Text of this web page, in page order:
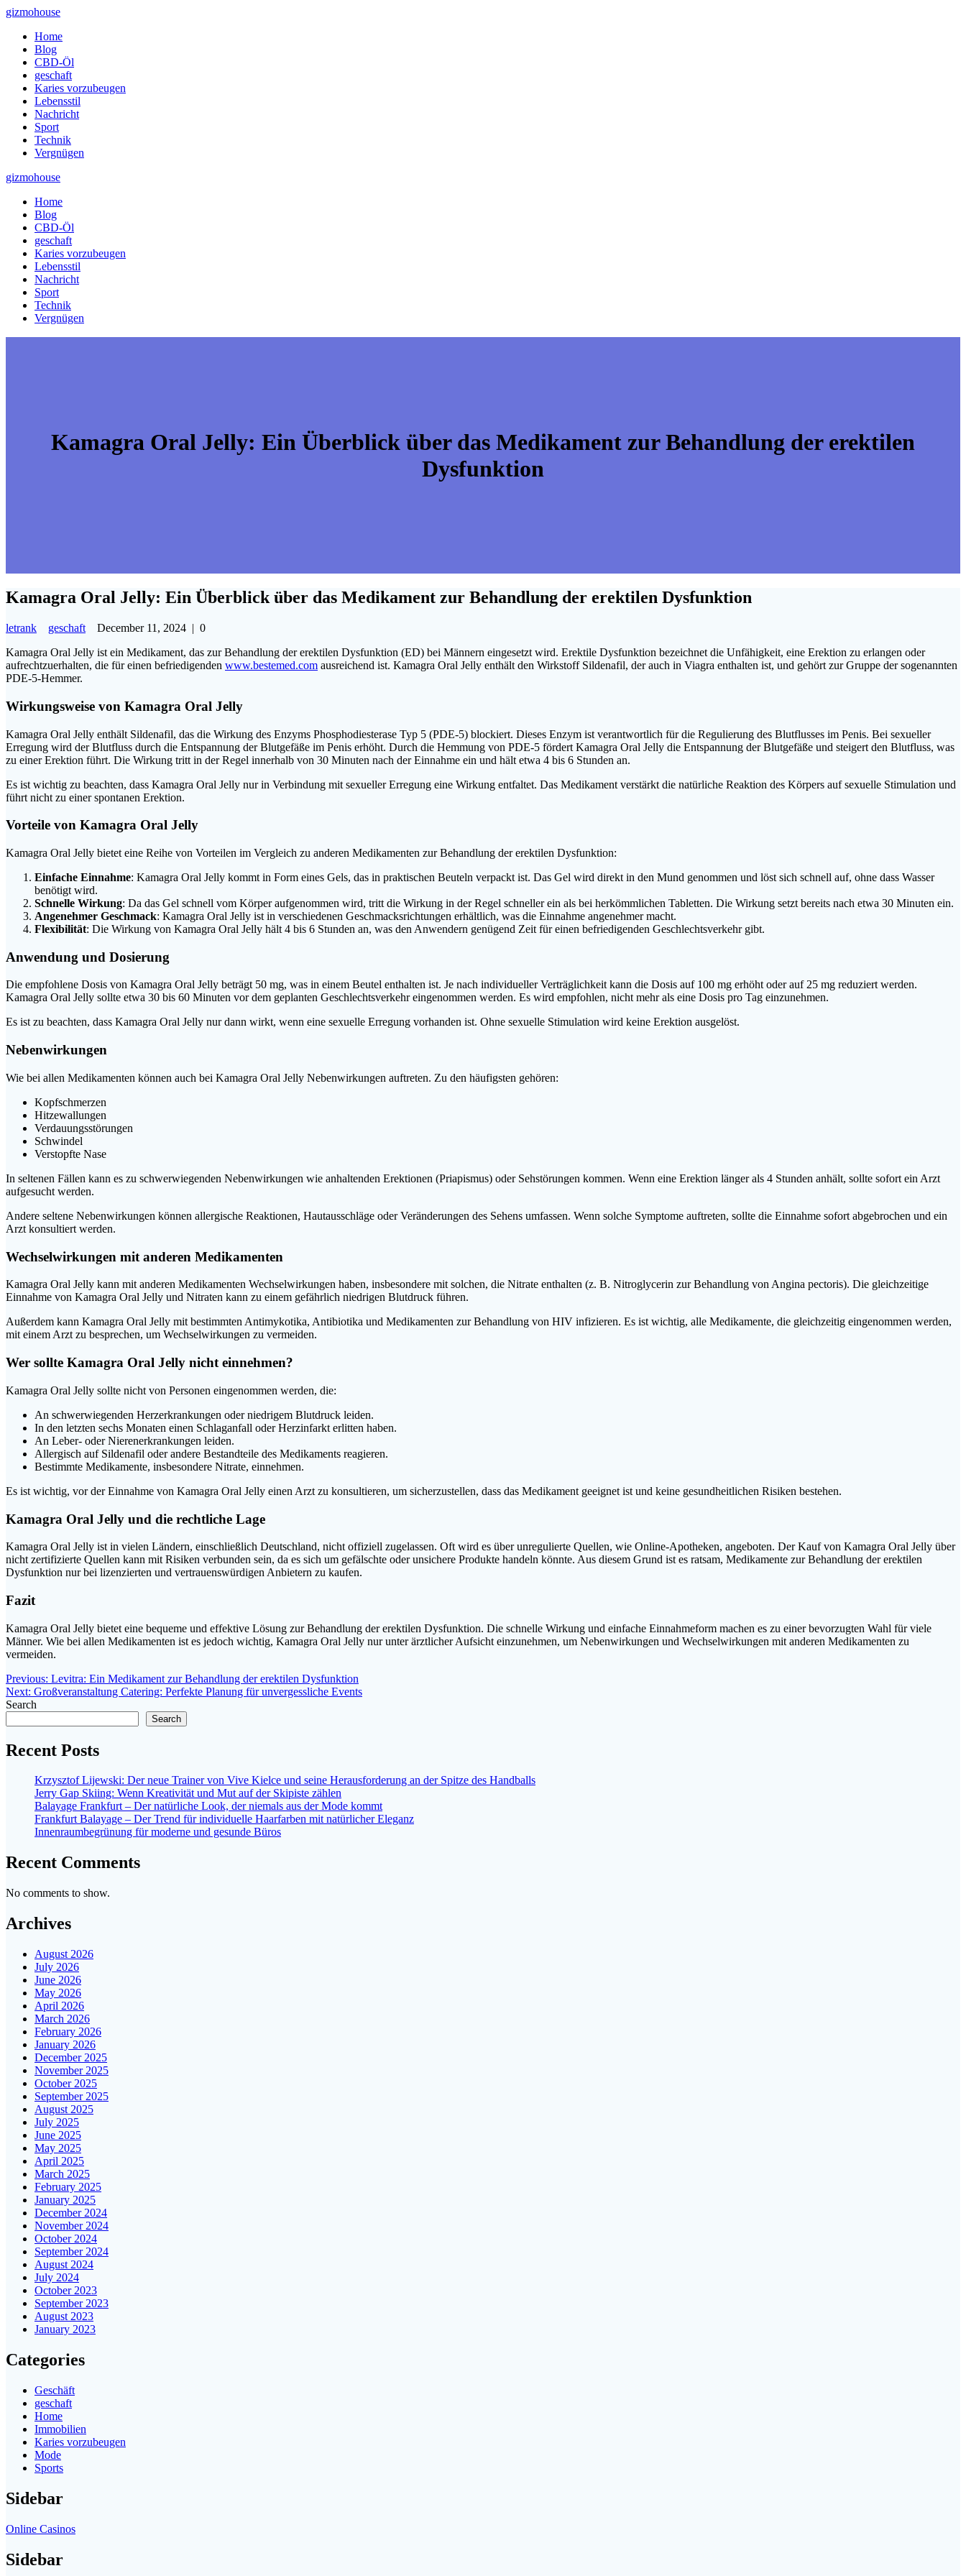
Skip
content
gizmohouse
Home
Blog
CBD-Öl
geschaft
Karies vorzubeugen
Lebensstil
Nachricht
Sport
Technik
Vergnügen
gizmohouse
Home
Blog
CBD-Öl
geschaft
Karies vorzubeugen
Lebensstil
Nachricht
Sport
Technik
Vergnügen
Kamagra Oral Jelly: Ein Überblick über das Medikament zur Behandlung der erektilen
Dysfunktion
Kamagra Oral Jelly: Ein Überblick über das Medikament zur Behandlung der erektilen Dysfunktion
letrank geschaft December 11, 2024 | 0
Kamagra Oral Jelly ist ein Medikament, das zur Behandlung der erektilen Dysfunktion (ED) bei Männern eingesetzt wird. Erektile Dysfunktion bezeichnet die Unfähigkeit, eine Erektion zu erlangen oder
aufrechtzuerhalten, die für einen befriedigenden www.bestemed.com ausreichend ist. Kamagra Oral Jelly enthält den Wirkstoff Sildenafil, der auch in Viagra enthalten ist, und gehört zur Gruppe der sogenannten
PDE-5-Hemmer.
Wirkungsweise von Kamagra Oral Jelly
Kamagra Oral Jelly enthält Sildenafil, das die Wirkung des Enzyms Phosphodiesterase Typ 5 (PDE-5) blockiert. Dieses Enzym ist verantwortlich für die Regulierung des Blutflusses im Penis. Bei sexueller
Erregung wird der Blutfluss durch die Entspannung der Blutgefäße im Penis erhöht. Durch die Hemmung von PDE-5 fördert Kamagra Oral Jelly die Entspannung der Blutgefäße und steigert den Blutfluss, was
zu einer Erektion führt. Die Wirkung tritt in der Regel innerhalb von 30 Minuten nach der Einnahme ein und hält etwa 4 bis 6 Stunden an.
Es ist wichtig zu beachten, dass Kamagra Oral Jelly nur in Verbindung mit sexueller Erregung eine Wirkung entfaltet. Das Medikament verstärkt die natürliche Reaktion des Körpers auf sexuelle Stimulation und
führt nicht zu einer spontanen Erektion.
Vorteile von Kamagra Oral Jelly
Kamagra Oral Jelly bietet eine Reihe von Vorteilen im Vergleich zu anderen Medikamenten zur Behandlung der erektilen Dysfunktion:
Einfache Einnahme: Kamagra Oral Jelly kommt in Form eines Gels, das in praktischen Beuteln verpackt ist. Das Gel wird direkt in den Mund genommen und löst sich schnell auf, ohne dass Wasser
benötigt wird.
Schnelle Wirkung: Da das Gel schnell vom Körper aufgenommen wird, tritt die Wirkung in der Regel schneller ein als bei herkömmlichen Tabletten. Die Wirkung setzt bereits nach etwa 30 Minuten ein.
Angenehmer Geschmack: Kamagra Oral Jelly ist in verschiedenen Geschmacksrichtungen erhältlich, was die Einnahme angenehmer macht.
Flexibilität: Die Wirkung von Kamagra Oral Jelly hält 4 bis 6 Stunden an, was den Anwendern genügend Zeit für einen befriedigenden Geschlechtsverkehr gibt.
Anwendung und Dosierung
Die empfohlene Dosis von Kamagra Oral Jelly beträgt 50 mg, was in einem Beutel enthalten ist. Je nach individueller Verträglichkeit kann die Dosis auf 100 mg erhöht oder auf 25 mg reduziert werden.
Kamagra Oral Jelly sollte etwa 30 bis 60 Minuten vor dem geplanten Geschlechtsverkehr eingenommen werden. Es wird empfohlen, nicht mehr als eine Dosis pro Tag einzunehmen.
Es ist zu beachten, dass Kamagra Oral Jelly nur dann wirkt, wenn eine sexuelle Erregung vorhanden ist. Ohne sexuelle Stimulation wird keine Erektion ausgelöst.
Nebenwirkungen
Wie bei allen Medikamenten können auch bei Kamagra Oral Jelly Nebenwirkungen auftreten. Zu den häufigsten gehören:
Kopfschmerzen
Hitzewallungen
Verdauungsstörungen
Schwindel
Verstopfte Nase
In seltenen Fällen kann es zu schwerwiegenden Nebenwirkungen wie anhaltenden Erektionen (Priapismus) oder Sehstörungen kommen. Wenn eine Erektion länger als 4 Stunden anhält, sollte sofort ein Arzt
aufgesucht werden.
Andere seltene Nebenwirkungen können allergische Reaktionen, Hautausschläge oder Veränderungen des Sehens umfassen. Wenn solche Symptome auftreten, sollte die Einnahme sofort abgebrochen und ein
Arzt konsultiert werden.
Wechselwirkungen mit anderen Medikamenten
Kamagra Oral Jelly kann mit anderen Medikamenten Wechselwirkungen haben, insbesondere mit solchen, die Nitrate enthalten (z. B. Nitroglycerin zur Behandlung von Angina pectoris). Die gleichzeitige
Einnahme von Kamagra Oral Jelly und Nitraten kann zu einem gefährlich niedrigen Blutdruck führen.
Außerdem kann Kamagra Oral Jelly mit bestimmten Antimykotika, Antibiotika und Medikamenten zur Behandlung von HIV infizieren. Es ist wichtig, alle Medikamente, die gleichzeitig eingenommen werden,
mit einem Arzt zu besprechen, um Wechselwirkungen zu vermeiden.
Wer sollte Kamagra Oral Jelly nicht einnehmen?
Kamagra Oral Jelly sollte nicht von Personen eingenommen werden, die:
An schwerwiegenden Herzerkrankungen oder niedrigem Blutdruck leiden.
In den letzten sechs Monaten einen Schlaganfall oder Herzinfarkt erlitten haben.
An Leber- oder Nierenerkrankungen leiden.
Allergisch auf Sildenafil oder andere Bestandteile des Medikaments reagieren.
Bestimmte Medikamente, insbesondere Nitrate, einnehmen.
Es ist wichtig, vor der Einnahme von Kamagra Oral Jelly einen Arzt zu konsultieren, um sicherzustellen, dass das Medikament geeignet ist und keine gesundheitlichen Risiken bestehen.
Kamagra Oral Jelly und die rechtliche Lage
Kamagra Oral Jelly ist in vielen Ländern, einschließlich Deutschland, nicht offiziell zugelassen. Oft wird es über unregulierte Quellen, wie Online-Apotheken, angeboten. Der Kauf von Kamagra Oral Jelly über
nicht zertifizierte Quellen kann mit Risiken verbunden sein, da es sich um gefälschte oder unsichere Produkte handeln könnte. Aus diesem Grund ist es ratsam, Medikamente zur Behandlung der erektilen
Dysfunktion nur bei lizenzierten und vertrauenswürdigen Anbietern zu kaufen.
Fazit
Kamagra Oral Jelly bietet eine bequeme und effektive Lösung zur Behandlung der erektilen Dysfunktion. Die schnelle Wirkung und einfache Einnahmeform machen es zu einer bevorzugten Wahl für viele
Männer. Wie bei allen Medikamenten ist es jedoch wichtig, Kamagra Oral Jelly nur unter ärztlicher Aufsicht einzunehmen, um Nebenwirkungen und Wechselwirkungen mit anderen Medikamenten zu
vermeiden.
Post
navigation
Previous: Previous
post:
Levitra: Ein Medikament zur Behandlung der erektilen Dysfunktion
Next: Next
post:
Großveranstaltung Catering: Perfekte Planung für unvergessliche Events
Search
Search
Recent Posts
Krzysztof Lijewski: Der neue Trainer von Vive Kielce und seine Herausforderung an der Spitze des Handballs
Jerry Gap Skiing: Wenn Kreativität und Mut auf der Skipiste zählen
Balayage Frankfurt – Der natürliche Look, der niemals aus der Mode kommt
Frankfurt Balayage – Der Trend für individuelle Haarfarben mit natürlicher Eleganz
Innenraumbegrünung für moderne und gesunde Büros
Recent Comments
No comments to show.
Archives
August 2026
July 2026
June 2026
May 2026
April 2026
March 2026
February 2026
January 2026
December 2025
November 2025
October 2025
September 2025
August 2025
July 2025
June 2025
May 2025
April 2025
March 2025
February 2025
January 2025
December 2024
November 2024
October 2024
September 2024
August 2024
July 2024
October 2023
September 2023
August 2023
January 2023
Categories
Geschäft
geschaft
Home
Immobilien
Karies vorzubeugen
Mode
Sports
Sidebar
Online Casinos
Sidebar